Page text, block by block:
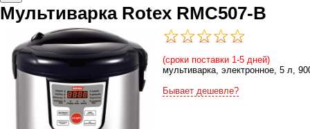
Мультиварка Rotex RMC507-B
(сроки поставки 1-5 дней)
мультиварка, электронное, 5 л,
Бывает дешевле?